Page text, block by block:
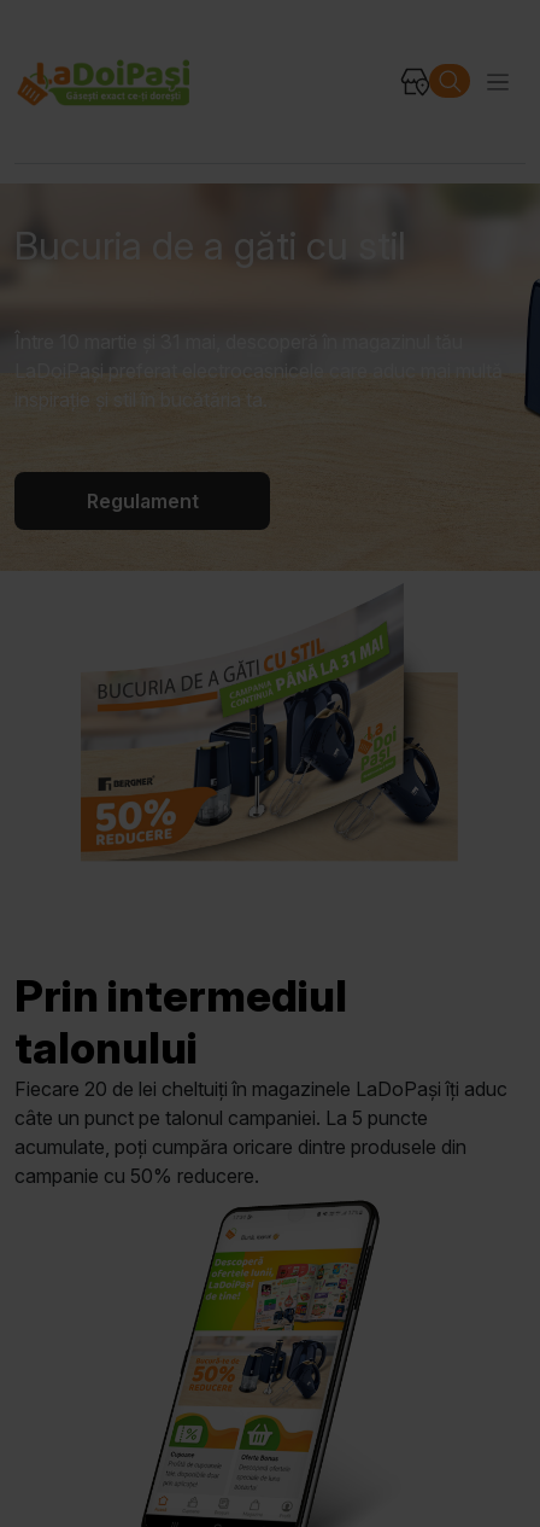
Bucuria de a găti cu stil
LaDoiPași preferat electrocasnicele care aduc mai multă
inspirație și stil în bucătăria ta.
Regulament
Prin intermediul
talonului
Fiecare 20 de lei cheltuiți în magazinele LaDoPași îți aduc
câte un punct pe talonul campaniei. La 5 puncte
acumulate, poți cumpăra oricare dintre produsele din
campanie cu 50% reducere.